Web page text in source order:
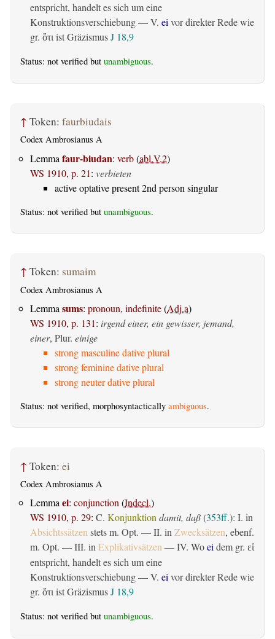
entspricht, handelt es sich um eine
Konstruktionsverschiebung — V. eivor direkter Rede wie
gr. ὅτι ist GräzismusJ 18,9
Status: not verified but unambiguous.
↑ Token: faurbiudais
Codex Ambrosianus A
Lemma faur-biudan: verb(abl.V.2)
WS 1910, p. 21: verbieten
active optative present 2nd person singular
Status: not verified but unambiguous.
↑ Token: sumaim
Codex Ambrosianus A
Lemma sums: pronoun, indefinite(Adj.a)
WS 1910, p. 131: irgend einer, ein gewisser, jemand,
einer, Plur. einige
strong masculine dative plural
strong feminine dative plural
strong neuter dative plural
Status: not verified, morphosyntactically ambiguous.
↑ Token: ei
Codex Ambrosianus A
Lemmaei: conjunction(Indecl.)
WS 1910, p. 29: C. Konjunktiondamit, daß(353ff.): I. in
Absichtssätzenstets m. Opt. — II. inZwecksätzen, ebenf.
m. Opt. — III. inExplikativsätzen— IV. Woeidem gr. εἰ
entspricht, handelt es sich um eine
Konstruktionsverschiebung — V. eivor direkter Rede wie
gr. ὅτι ist GräzismusJ 18,9
Status: not verified but unambiguous.